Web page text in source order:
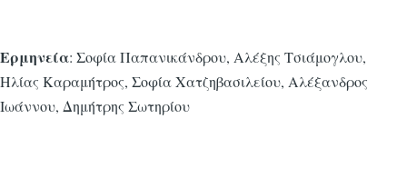
Ερμηνεία: Σοφία Παπανικάνδρου, Αλέξης Τσιάμογλου,
Ηλίας Καραμήτρος, Σοφία Χατζηβασιλείου, Αλέξανδρος
Ιωάννου, Δημήτρης Σωτηρίου